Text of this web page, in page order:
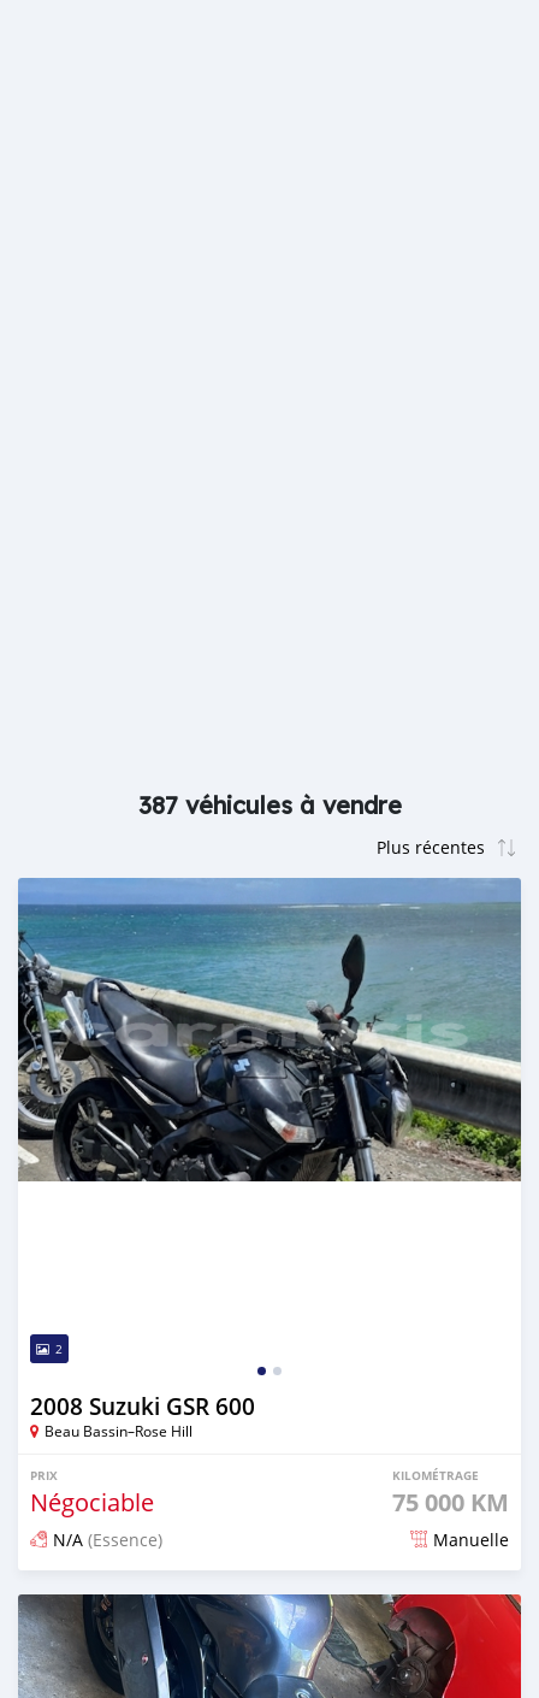
387 véhicules à vendre
2
2008 Suzuki GSR 600
Beau Bassin–Rose Hill
PRIX
Négociable
KILOMÉTRAGE
75 000 KM
N/A (Essence) Manuelle
Publié il y a 6 jours